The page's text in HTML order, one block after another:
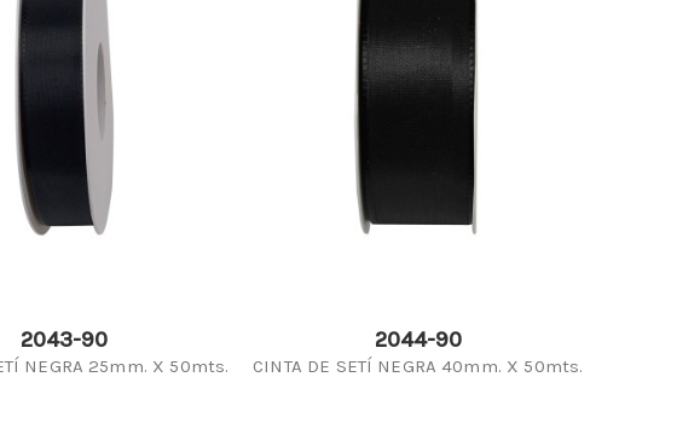
2043-90
NEGRA 25mm. X 50mts.
2044-90
CINTA DE SETÍ NEGRA 40mm. X 50mts.